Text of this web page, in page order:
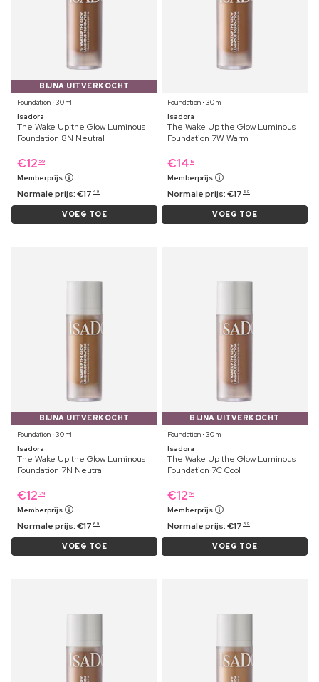
BIJNA UITVERKOCHT
Foundation ⋅ 30 ml
Isadora
The Wake Up the Glow Luminous
Foundation 8N Neutral
€12 59
Memberprijs
Normale prijs:€17 49
VOEG TOE
Foundation ⋅ 30 ml
Isadora
The Wake Up the Glow Luminous
Foundation 7W Warm
€14 19
Memberprijs
Normale prijs:€17 69
VOEG TOE
BIJNA UITVERKOCHT
Foundation ⋅ 30 ml
Isadora
The Wake Up the Glow Luminous
Foundation 7N Neutral
€12 29
Memberprijs
Normale prijs:€17 69
VOEG TOE
BIJNA UITVERKOCHT
Foundation ⋅ 30 ml
Isadora
The Wake Up the Glow Luminous
Foundation 7C Cool
€12 69
Memberprijs
Normale prijs:€17 69
VOEG TOE